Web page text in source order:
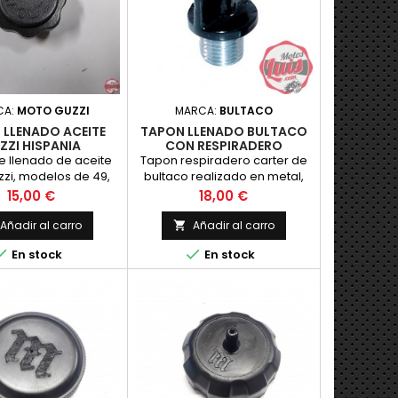
MOTO GUZZI
ACEITE
HISPANIA
llenado de aceite
modelos de 49,
73 y otras. Con
Precio
15,00 €
Añadir al carro
En stock
MARCA: BULTACO
TAPON LLENADO BULTACO
CON RESPIRADERO
Tapon respiradero carter de
bultaco realizado en metal,
medida unica para todos los
modelos de carter de bultaco.
NUEVO. PRECIO POR UNIDAD
Precio
18,00 €
 Añadir al carro
 En stock